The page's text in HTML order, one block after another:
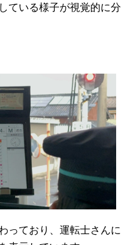
ている様子が視覚的に分
っており、運転士さんに